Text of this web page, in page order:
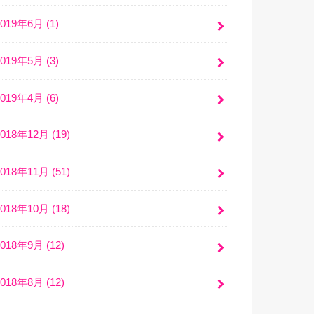
年6月 (1)
年5月 (3)
年4月 (6)
年12月 (19)
年11月 (51)
年10月 (18)
年9月 (12)
年8月 (12)